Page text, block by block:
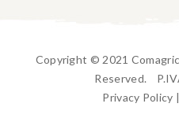
Copyright © 2021
Reserved.
Privacy Policy |